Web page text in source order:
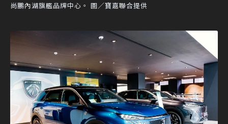
尚鵬內湖旗艦品牌中心。 圖／寶嘉聯合提供